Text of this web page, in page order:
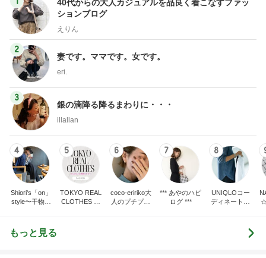
40代からの大人カジュアルを品良く着こなすファッ
ションブログ
えりん
2
妻です。ママです。女です。
eri.
3
銀の滴降る降るまわりに・・・
illallan
4
Shiori's「on」
style〜干物女
5
TOKYO REAL
CLOTHES 大
6
coco-eririko大
人のプチプラ
7
*** あやのハピ
ログ ***
8
UNIQLOコー
ディネート日
もっと見る